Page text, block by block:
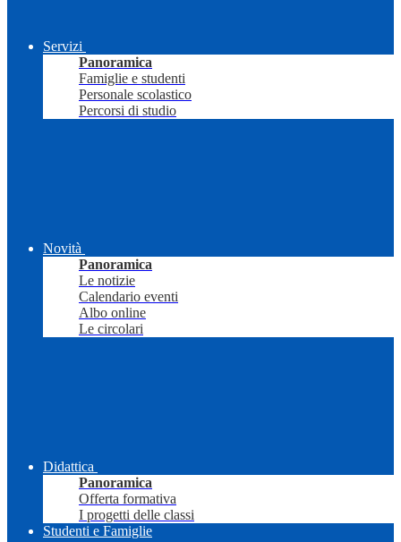
Servizi
Panoramica
Famiglie e studenti
Personale scolastico
Percorsi di studio
Novità
Panoramica
Le notizie
Calendario eventi
Albo online
Le circolari
Didattica
Panoramica
Offerta formativa
I progetti delle classi
Studenti e Famiglie